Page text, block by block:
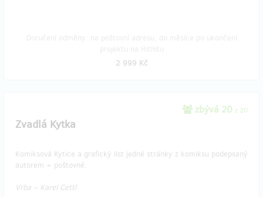
2 999 Kč
zbývá 20 z 20
Zvadlá Kytka
Komiksová Kytice a grafický list jedné stránky z komiksu podepsaný
autorem + poštovné.
Vrba – Karel Cettl